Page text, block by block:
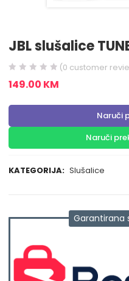
JBL slušalice
(0 customer
149.00 KM
Naruči
Naruči
KATEGORIJA: Slušalice
Garantirana